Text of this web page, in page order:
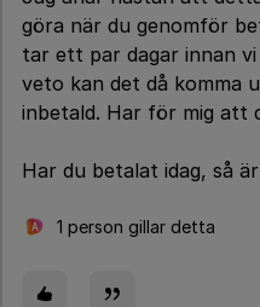
göra när du genomför
tar ett par dagar innan
veto kan det då komma
inbetald. Har för mig att
Har du betalat idag, så
A 1 person gillar detta